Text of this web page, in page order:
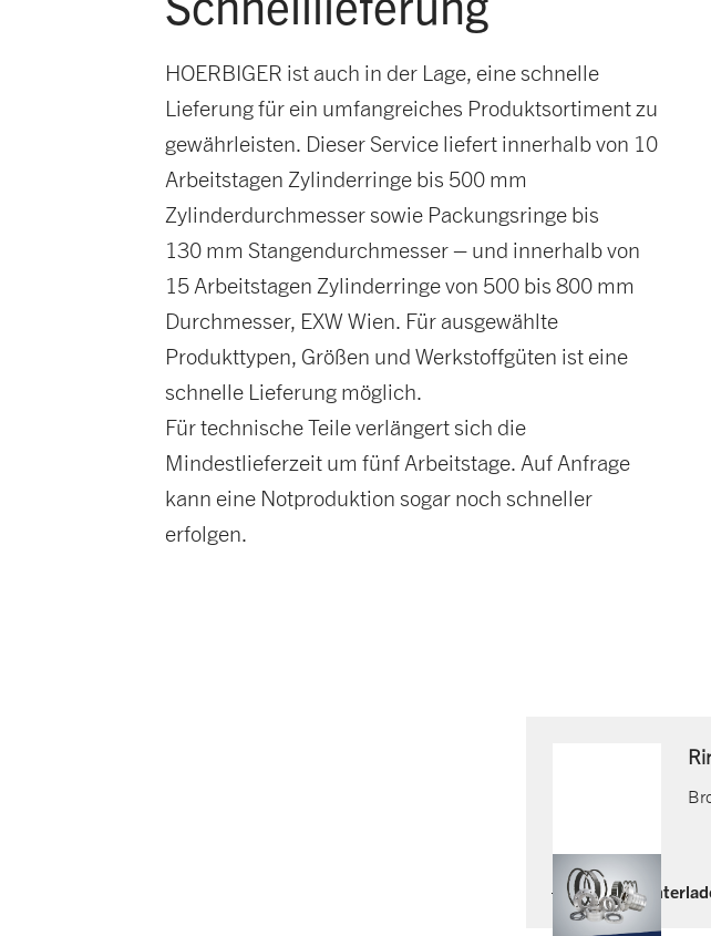
HOERBIGER ist auch in der Lage, eine schnelle
Lieferung für ein umfangreiches Produktsortiment zu
gewährleisten. Dieser Service liefert innerhalb von 10
Arbeitstagen Zylinderringe bis 500 mm
Zylinderdurchmesser sowie Packungsringe bis
130 mm Stangendurchmesser – und innerhalb von
15 Arbeitstagen Zylinderringe von 500 bis 800 mm
Durchmesser, EXW Wien. Für ausgewählte
Produkttypen, Größen und Werkstoffgüten ist eine
schnelle Lieferung möglich.
Für technische Teile verlängert sich die
Mindestlieferzeit um fünf Arbeitstage. Auf Anfrage
kann eine Notproduktion sogar noch schneller
erfolgen.
Jetzt